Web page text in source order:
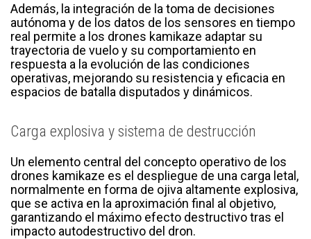
Además, la integración de la toma de decisiones
autónoma y de los datos de los sensores en tiempo
real permite a los drones kamikaze adaptar su
trayectoria de vuelo y su comportamiento en
respuesta a la evolución de las condiciones
operativas, mejorando su resistencia y eficacia en
espacios de batalla disputados y dinámicos.
Carga explosiva y sistema de destrucción
Un elemento central del concepto operativo de los
drones kamikaze es el despliegue de una carga letal,
normalmente en forma de ojiva altamente explosiva,
que se activa en la aproximación final al objetivo,
garantizando el máximo efecto destructivo tras el
impacto autodestructivo del dron.